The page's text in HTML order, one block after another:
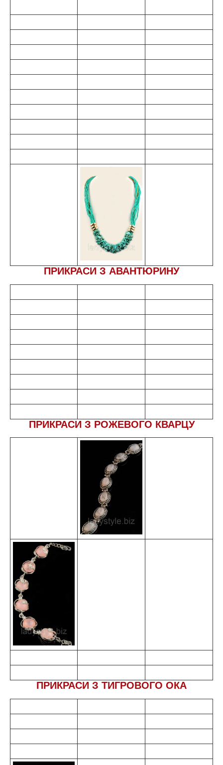
ПРИКРАСИ З АВАНТЮРИНУ
ПРИКРАСИ З РОЖЕВОГО КВАРЦУ
ПРИКРАСИ З ТИГРОВОГО ОКА